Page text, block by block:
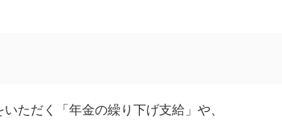
ただく「年金の繰り下げ支給」や、